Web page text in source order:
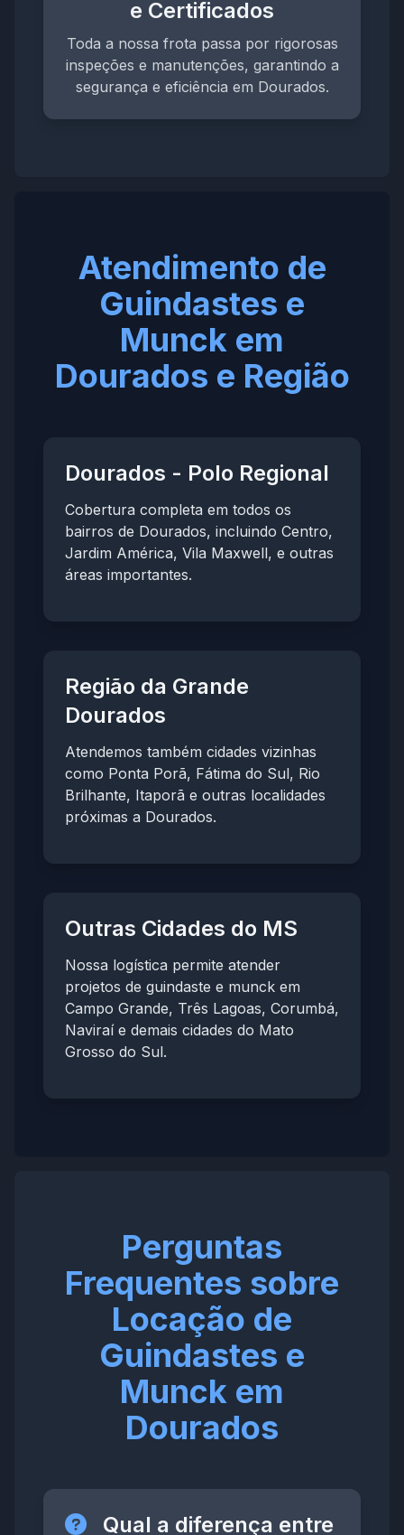
e Certificados
Toda a nossa frota passa por rigorosas
inspeções e manutenções, garantindo a
segurança e eficiência em Dourados.
Atendimento de
Guindastes e
Munck em
Dourados e Região
Dourados - Polo Regional
Cobertura completa em todos os
bairros de Dourados, incluindo Centro,
Jardim América, Vila Maxwell, e outras
áreas importantes.
Região da Grande
Dourados
Atendemos também cidades vizinhas
como Ponta Porã, Fátima do Sul, Rio
Brilhante, Itaporã e outras localidades
próximas a Dourados.
Outras Cidades do MS
Nossa logística permite atender
projetos de guindaste e munck em
Campo Grande, Três Lagoas, Corumbá,
Naviraí e demais cidades do Mato
Grosso do Sul.
Perguntas
Frequentes sobre
Locação de
Guindastes e
Munck em
Dourados
Qual a diferença entre